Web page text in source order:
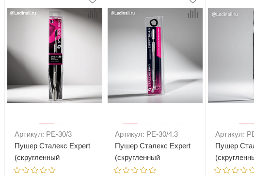
В корзину В корзину
Артикул: PE-30/3
Пушер Сталекс Expert
(скругленный
пушер+топорик) (PE-
Артикул: PE-30/4.3
Пушер Сталекс Expert
(скругленный
пушер+отогнутая
Артикул:
Пушер